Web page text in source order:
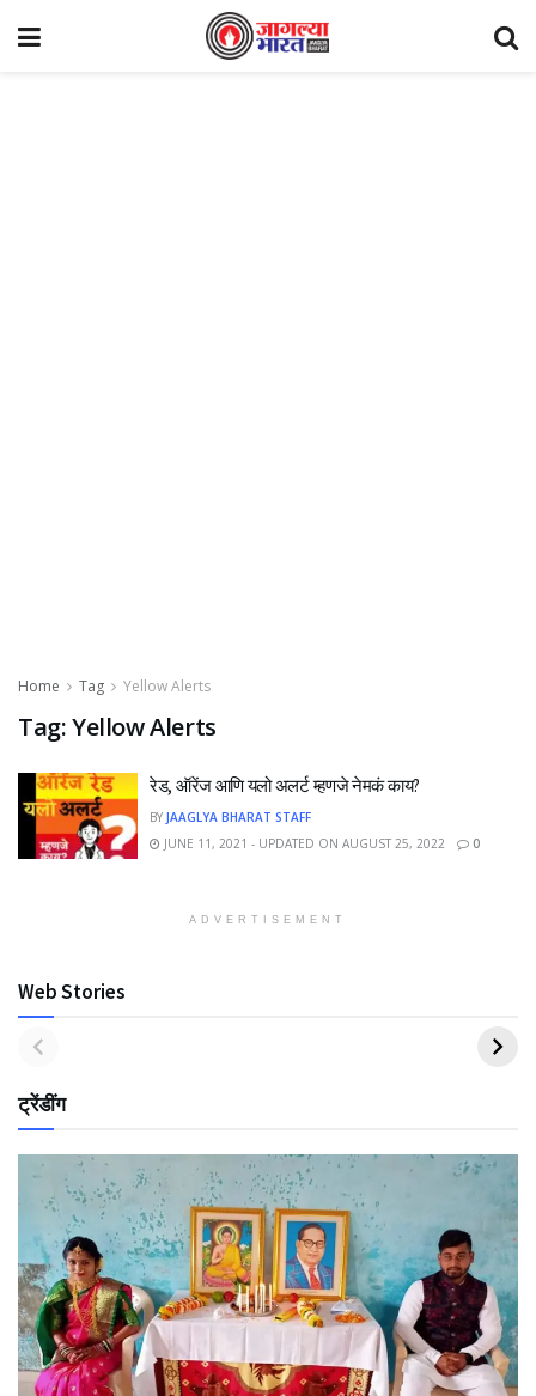
Home Tag Yellow Alerts
Tag:Yellow Alerts
रेड, ऑरेंज आणि यलो अलर्ट म्हणजे नेमकं काय?
BY JAAGLYA BHARAT STAFF
JUNE 11, 2021 - UPDATED ON AUGUST 25, 2022
0
ADVERTISEMENT
Web Stories
ट्रेंडींग